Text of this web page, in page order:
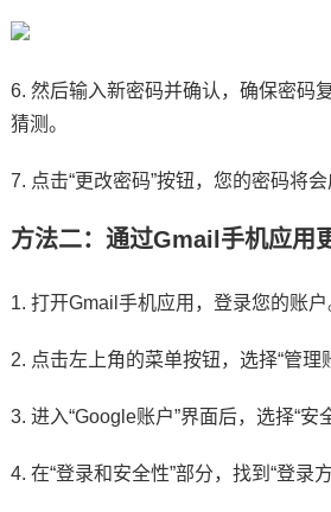
6. 然后输入新密码并确认，确保密码
猜测。
7. 点击“更改密码”按钮，您的密码将会
方法二：通过Gmail手机应用
1. 打开Gmail手机应用，登录您的账户
2. 点击左上角的菜单按钮，选择“管理
3. 进入“Google账户”界面后，选择“安
4. 在“登录和安全性”部分，找到“登录方